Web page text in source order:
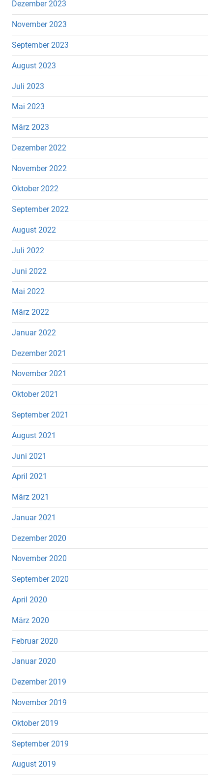
Dezember 2023
November 2023
September 2023
August 2023
Juli 2023
Mai 2023
März 2023
Dezember 2022
November 2022
Oktober 2022
September 2022
August 2022
Juli 2022
Juni 2022
Mai 2022
März 2022
Januar 2022
Dezember 2021
November 2021
Oktober 2021
September 2021
August 2021
Juni 2021
April 2021
März 2021
Januar 2021
Dezember 2020
November 2020
September 2020
April 2020
März 2020
Februar 2020
Januar 2020
Dezember 2019
November 2019
Oktober 2019
September 2019
August 2019